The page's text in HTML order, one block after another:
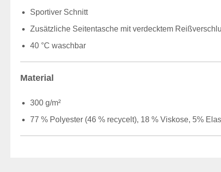
Sportiver Schnitt
Zusätzliche Seitentasche mit verdecktem
40 °C waschbar
Material
300 g/m²
77 % Polyester (46 % recycelt), 18 % Viskose, 5%